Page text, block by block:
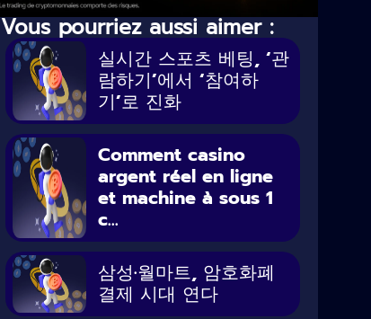
Vous pourriez aussi aimer :
실시간 스포츠 베팅, ‘관
람하기’에서 ‘참여하
기’로 진화
Comment casino
argent réel en ligne
et machine à sous 1
c...
삼성·월마트, 암호화폐
결제 시대 연다